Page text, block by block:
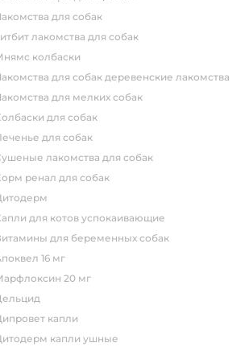
лакомства для собак
титбит лакомства для собак
мнямс колбаски
лакомства для собак деревенские лакомства
лакомства для мелких собак
колбаски для собак
печенье для собак
сушеные лакомства для собак
корм ренал для собак
цитодерм
капли для котов успокаивающие
витамины для беременных собак
апоквел 16 мг
марфлоксин 20 мг
дельцид
ципровет капли
цитодерм капли ушные